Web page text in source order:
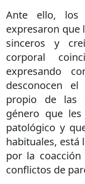
Ante ello, los
expresaron que
sinceros y
corporal
expresando
desconocen el
propio de las
género que
patológico y
habituales, está
por la
conflictos de